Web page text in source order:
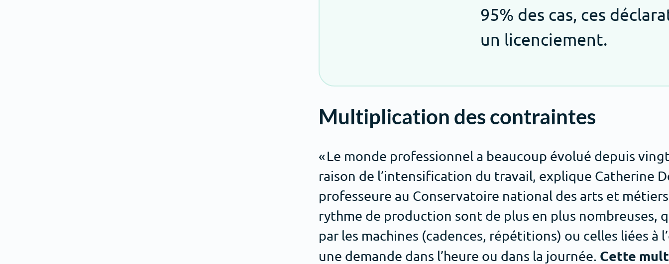
95% des cas, ces
un licenciement.
Multiplication des contraintes
« Le monde professionnel a beaucoup évolué depuis
raison de l’intensification du travail, explique Catherine
professeure au Conservatoire national des arts et
rythme de production sont de plus en plus nombreuses,
par les machines (cadences, répétitions) ou celles liées à
une demande dans l’heure ou dans la journée. Cette